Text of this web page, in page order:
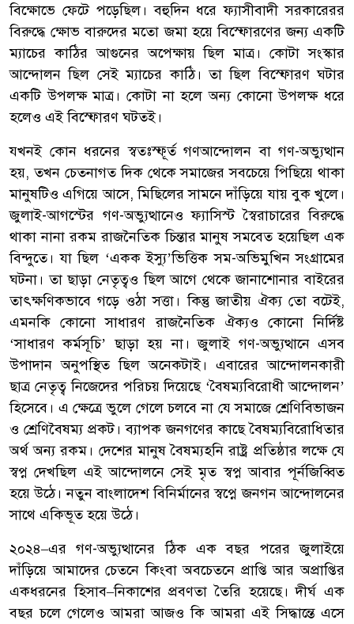
বিক্ষোভে ফেটে পড়েছিল। বহুদিন ধরে ফ্যাসীবাদী সরকারেরর
বিরুদ্ধে ক্ষোভ বারুদের মতো জমা হয়ে বিস্ফোরণের জন্য একটি
ম্যাচের কাঠির আগুনের অপেক্ষায় ছিল মাত্র। কোটা সংস্কার
আন্দোলন ছিল সেই ম্যাচের কাঠি। তা ছিল বিস্ফোরণ ঘটার
একটি উপলক্ষ মাত্র। কোটা না হলে অন্য কোনো উপলক্ষ ধরে
হলেও এই বিস্ফোরণ ঘটতই।
যখনই কোন ধরনের স্বতঃস্ফূর্ত গণআন্দোলন বা গণ-অভ্যুত্থান
হয়, তখন চেতনাগত দিক থেকে সমাজের সবচেয়ে পিছিয়ে থাকা
মানুষটিও এগিয়ে আসে, মিছিলের সামনে দাঁড়িয়ে যায় বুক খুলে।
জুলাই-আগস্টের গণ-অভ্যুত্থানেও ফ্যাসিস্ট স্বৈরাচারের বিরুদ্ধে
থাকা নানা রকম রাজনৈতিক চিন্তার মানুষ সমবেত হয়েছিল এক
বিন্দুতে। যা ছিল ‘একক ইস্যু’ভিত্তিক সম-অভিমুখিন সংগ্রামের
ঘটনা। তা ছাড়া নেতৃত্বও ছিল আগে থেকে জানাশোনার বাইরের
তাৎক্ষণিকভাবে গড়ে ওঠা সত্তা। কিন্তু জাতীয় ঐক্য তো বটেই,
এমনকি কোনো সাধারণ রাজনৈতিক ঐক্যও কোনো নির্দিষ্ট
‘সাধারণ কর্মসূচি’ ছাড়া হয় না। জুলাই গণ-অভ্যুত্থানে এসব
উপাদান অনুপস্থিত ছিল অনেকটাই। এবারের আন্দোলনকারী
ছাত্র নেতৃত্ব নিজেদের পরিচয় দিয়েছে ‘বৈষম্যবিরোধী আন্দোলন’
হিসেবে। এ ক্ষেত্রে ভুলে গেলে চলবে না যে সমাজে শ্রেণিবিভাজন
ও শ্রেণিবৈষম্য প্রকট। ব্যাপক জনগণের কাছে বৈষম্যবিরোধিতার
অর্থ অন্য রকম। দেশের মানুষ বৈষম্যহনি রাষ্ট্র প্রতিষ্ঠার লক্ষে যে
স্বপ্ন দেখছিল এই আন্দোলনে সেই মৃত স্বপ্ন আবার পূর্নজিব্বিত
হয়ে উঠে। নতুন বাংলাদেশ বিনির্মানের স্বপ্নে জনগন আন্দোলনের
সাথে একিভূত হয়ে উঠে।
২০২৪–এর গণ-অভ্যুত্থানের ঠিক এক বছর পরের জুলাইয়ে
দাঁড়িয়ে আমাদের চেতনে কিংবা অবচেতনে প্রাপ্তি আর অপ্রাপ্তির
একধরনের হিসাব–নিকাশের প্রবণতা তৈরি হয়েছে। দীর্ঘ এক
বছর চলে গেলেও আমরা আজও কি আমরা এই সিদ্ধান্তে এসে